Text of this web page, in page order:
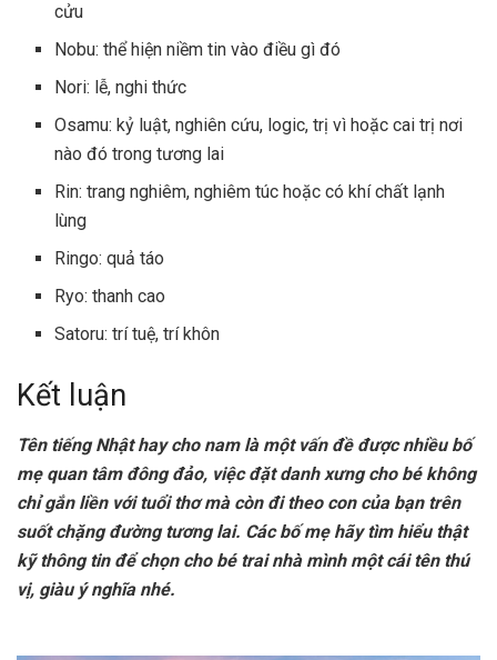
cửu
Nobu: thể hiện niềm tin vào điều gì đó
Nori: lễ, nghi thức
Osamu: kỷ luật, nghiên cứu, logic, trị vì hoặc cai trị nơi
nào đó trong tương lai
Rin: trang nghiêm, nghiêm túc hoặc có khí chất lạnh
lùng
Ringo: quả táo
Ryo: thanh cao
Satoru: trí tuệ, trí khôn
Kết luận
Tên tiếng Nhật hay cho nam là một vấn đề được nhiều bố
mẹ quan tâm đông đảo, việc đặt danh xưng cho bé không
chỉ gắn liền với tuổi thơ mà còn đi theo con của bạn trên
suốt chặng đường tương lai. Các bố mẹ hãy tìm hiểu thật
kỹ thông tin để chọn cho bé trai nhà mình một cái tên thú
vị, giàu ý nghĩa nhé.